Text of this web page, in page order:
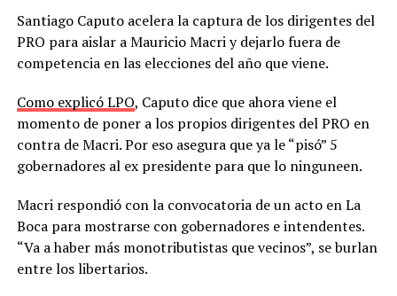
Santiago Caputo acelera la captura de los dirigentes del
PRO para aislar a Mauricio Macri y dejarlo fuera de
competencia en las elecciones del año que viene.
Como explicó LPO, Caputo dice que ahora viene el
momento de poner a los propios dirigentes del PRO en
contra de Macri. Por eso asegura que ya le “pisó” 5
gobernadores al ex presidente para que lo ninguneen.
Macri respondió con la convocatoria de un acto en La
Boca para mostrarse con gobernadores e intendentes.
“Va a haber más monotributistas que vecinos”, se burlan
entre los libertarios.